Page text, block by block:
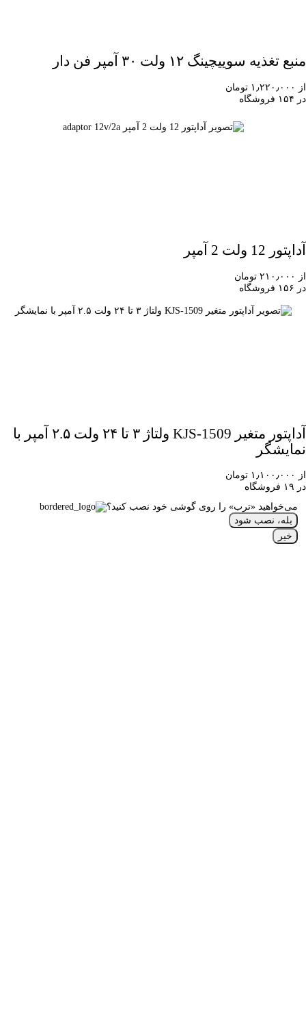
منبع تغذیه سوییچینگ ۱۲ ولت ۳۰ آمپر فن دار
از ۱٫۲۲۰٫۰۰۰ تومان
در ۱۵۴ فروشگاه
آداپتور 12 ولت 2 آمپر
از ۲۱۰٫۰۰۰ تومان
در ۱۵۶ فروشگاه
آداپتور متغیر KJS-1509 ولتاژ ۳ تا ۲۴ ولت ۲.۵ آمپر با
نمایشگر
از ۱٫۱۰۰٫۰۰۰ تومان
در ۱۹ فروشگاه
می‌خواهید «ترب» را روی گوشی خود نصب کنید؟
بله، نصب شود
خیر